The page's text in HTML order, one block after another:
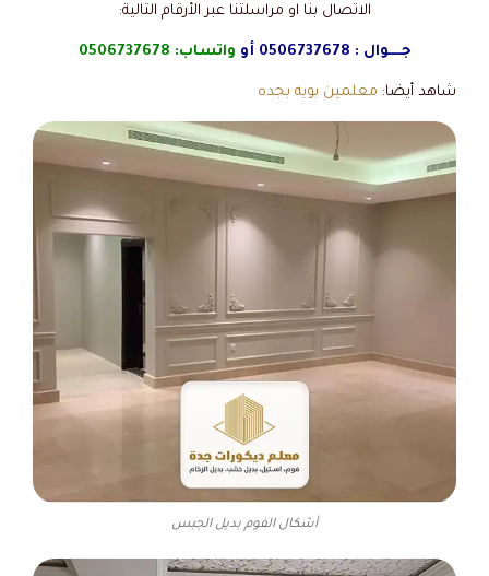
الاتصال بنا او مراسلتنا عبر الأرقام التالية:
جــــوال : 0506737678 أو واتساب: 0506737678
شاهد أيضا: معلمين بويه بجده
أشكال الفوم بديل الجبس